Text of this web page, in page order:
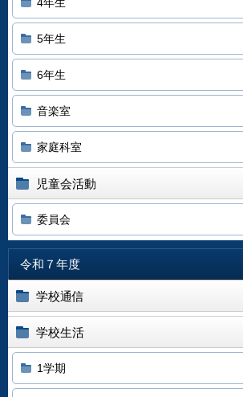
5年生
6年生
音楽室
家庭科室
児童会活動
委員会
令和７年度
学校通信
学校生活
1学期